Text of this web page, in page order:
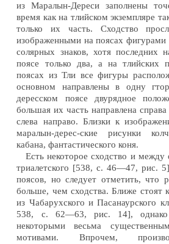
из Маралын-Дереси заполнены
время как на тлийском экземпляре
только их часть. Сходство
изображенными на поясах фигурами
солярных знаков, хотя последних
поясе только два, а на тлийских
поясах из Тли все фигуры
основном направлены в одну
дересском поясе двурядное
большая их часть направлена
слева направо. Близки к
маралын-дерес-ские рисунки
кабана, фантастического коня.
Есть некоторое сходство и между
триалетского [538, с. 46—47, рис.
поясов, но следует отметить, что
больше, чем сходства. Ближе стоят
из Чабарухского и Пасанаурского
538, с. 62—63, рис. 14],
некоторыми весьма
мотивами. Впрочем,